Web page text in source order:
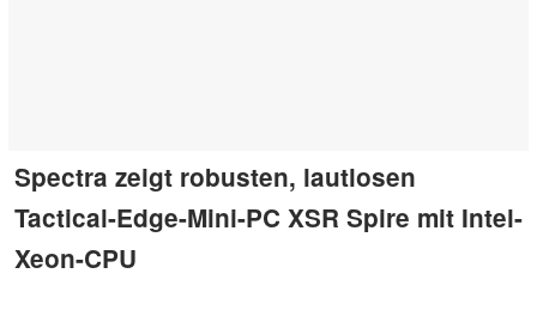
Spectra zeigt robusten, lautlosen
Tactical-Edge-Mini-PC XSR Spire mit Intel-
Xeon-CPU